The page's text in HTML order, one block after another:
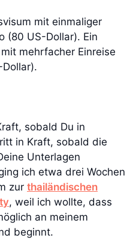
mit einmaliger
(80 US-Dollar). Ein
mehrfacher Einreise
sobald Du in
in Kraft, sobald die
Unterlagen
ich etwa drei Wochen
zur thailändischen
, weil ich wollte, dass
an meinem
beginnt.